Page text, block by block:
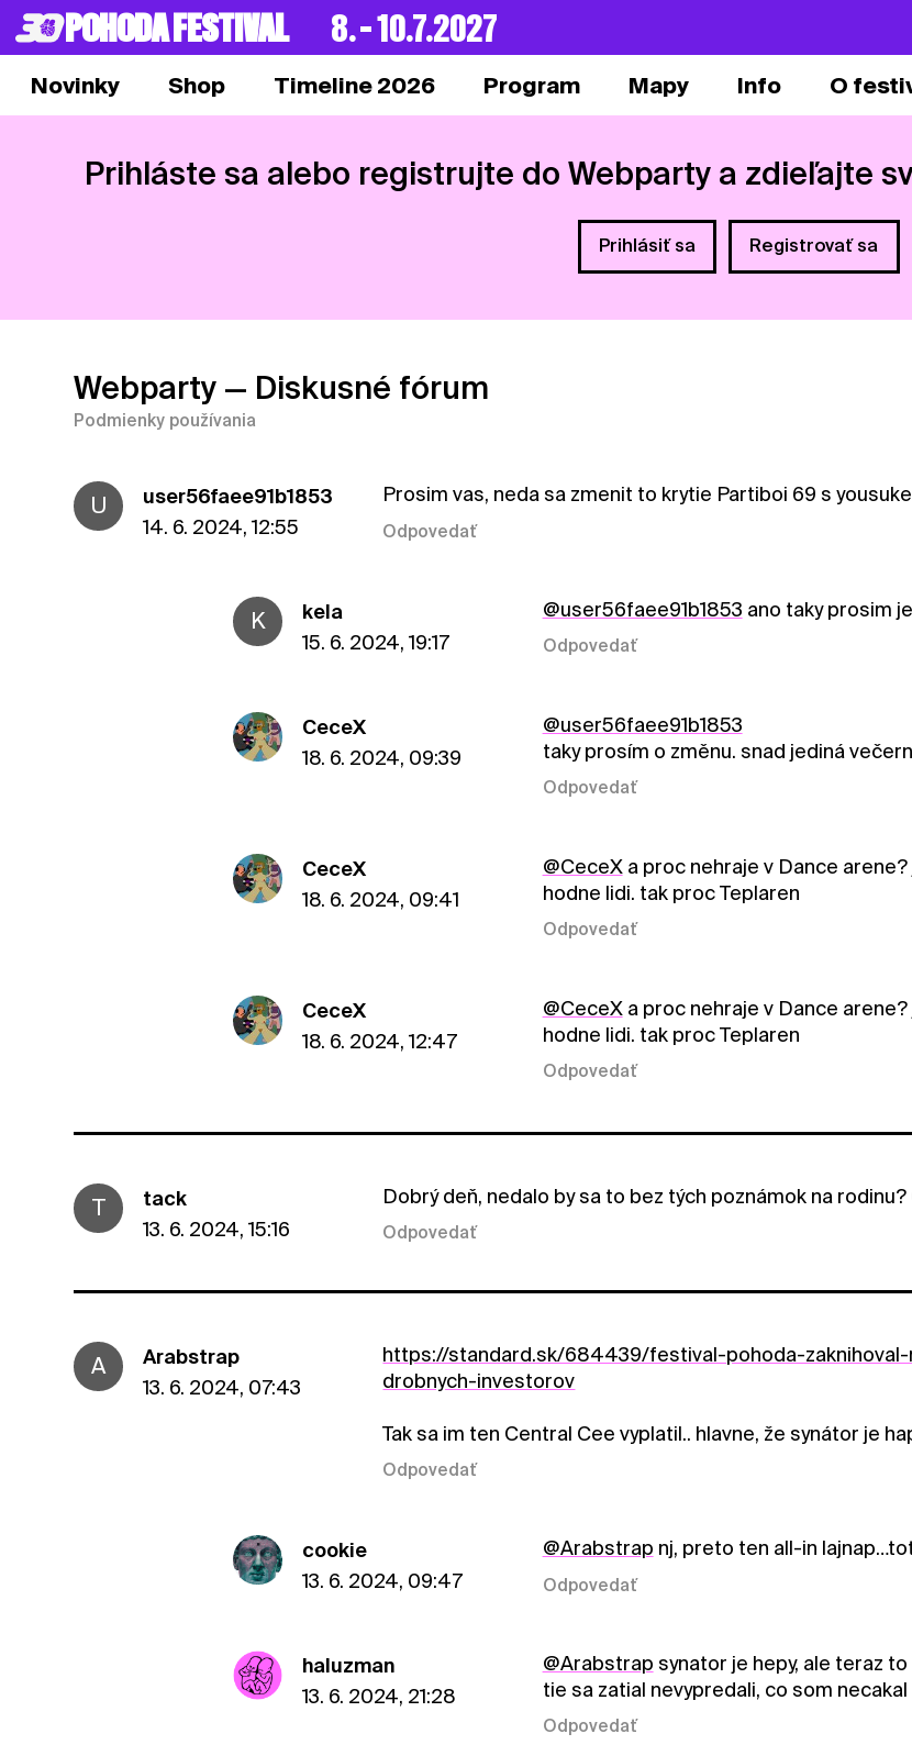
POHODA FESTIVAL 8. – 10.7.2027
Novinky Shop Timeline 2026 Program Mapy Info O
Prihláste sa alebo registrujte do Webparty a zdieľajte
Prihlásiť sa Registrovať sa
Webparty — Diskusné fórum
Podmienky používania
U
user56faee91b1853
14. 6. 2024, 12:55
Prosim vas, neda sa zmenit to krytie Partiboi 69 s
Odpovedať
K
kela
15. 6. 2024, 19:17
@user56faee91b1853 ano taky prosim
Odpovedať
CeceX
18. 6. 2024, 09:39
@user56faee91b1853
taky prosím o změnu. snad jediná
Odpovedať
CeceX
18. 6. 2024, 09:41
@CeceXa proc nehraje v Dance
hodne lidi. tak proc Teplaren
Odpovedať
CeceX
18. 6. 2024, 12:47
@CeceXa proc nehraje v Dance
hodne lidi. tak proc Teplaren
Odpovedať
T
tack
13. 6. 2024, 15:16
Dobrý deň, nedalo by sa to bez tých poznámok na
Odpovedať
A
Arabstrap
13. 6. 2024, 07:43
https://standard.sk/684439/festival-pohoda-
drobnych-investorov
Tak sa im ten Central Cee vyplatil.. hlavne, že synátor je
Odpovedať
cookie
13. 6. 2024, 09:47
@Arabstrap nj, preto ten all-in
Odpovedať
haluzman
13. 6. 2024, 21:28
@Arabstrap synator je hepy, ale teraz
tie sa zatial nevypredali, co som necakal
Odpovedať